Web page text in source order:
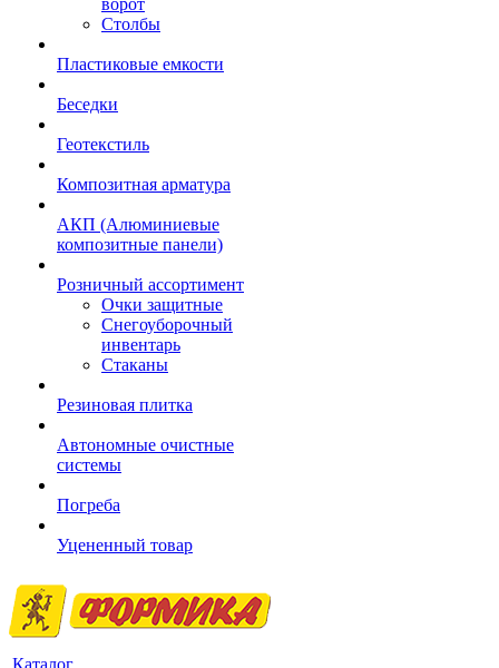
ворот
Столбы
Пластиковые емкости
Беседки
Геотекстиль
Композитная арматура
АКП (Алюминиевые
композитные панели)
Розничный ассортимент
Очки защитные
Снегоуборочный
инвентарь
Стаканы
Резиновая плитка
Автономные очистные
системы
Погреба
Уцененный товар
Каталог